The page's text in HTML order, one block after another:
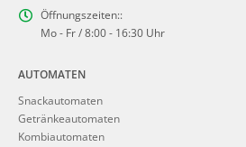
Öffnungszeiten::
Mo - Fr / 8:00 - 16:30 Uhr
AUTOMATEN
Snackautomaten
Getränkeautomaten
Kombiautomaten